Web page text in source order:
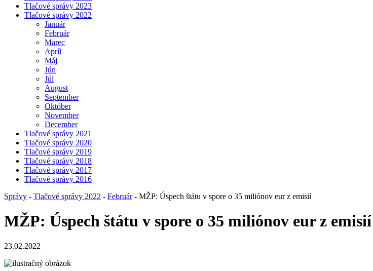
Tlačové správy 2023
Tlačové správy 2022
Január
Február
Marec
Apríl
Máj
Jún
Júl
August
September
Október
November
December
Tlačové správy 2021
Tlačové správy 2020
Tlačové správy 2019
Tlačové správy 2018
Tlačové správy 2017
Tlačové správy 2016
Správy - Tlačové správy 2022 - Február- MŽP: Úspech štátu v spore o 35 miliónov eur z emisií
MŽP: Úspech štátu v spore o 35 miliónov eur z emisií
23.02.2022